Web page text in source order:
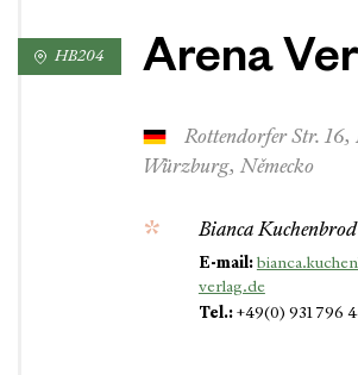
HB204 Arena
Rottendorfer Str.
Würzburg, Německo
Bianca Kuchenbrod
E-mail:
verlag.de
Tel.:+49(0) 931 796